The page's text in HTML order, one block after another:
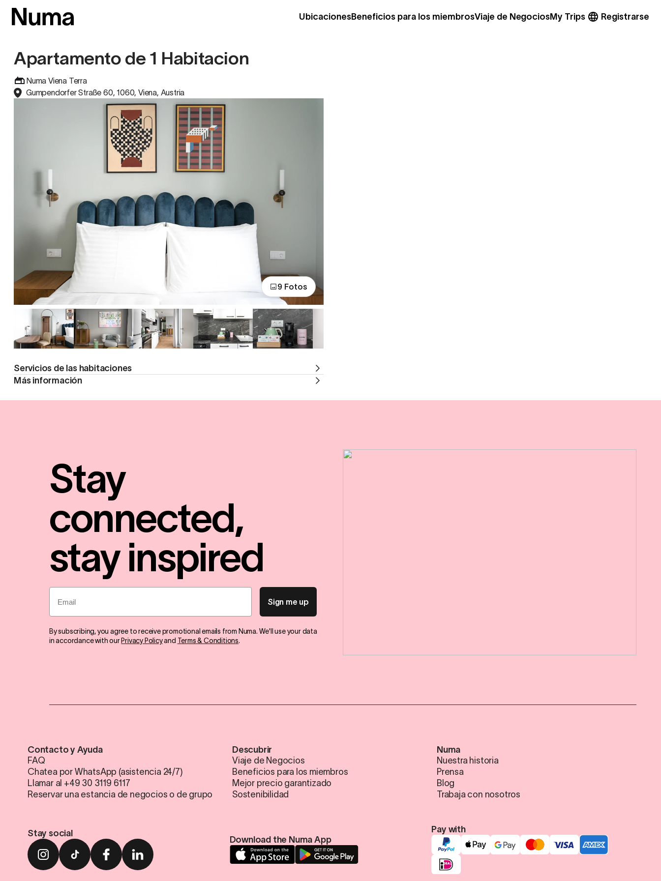
UbicacionesBeneficios para los miembrosViaje de NegociosMy Trips Registrarse
Apartamento de 1 Habitacion
Numa Viena Terra
Gumpendorfer Straße 60, 1060, Viena, Austria
9 Fotos
Servicios de las habitaciones
Más información
Stay
connected,
stay inspired
Email
Sign me up
By subscribing, you agree to receive promotional emails from Numa. We'll use your data
in accordance with our Privacy Policyand Terms & Conditions.
Contacto y Ayuda
FAQ
Chatea por WhatsApp (asistencia 24/7)
Llamar al +49 30 3119 6117
Reservar una estancia de negocios o de grupo
Descubrir
Viaje de Negocios
Beneficios para los miembros
Mejor precio garantizado
Sostenibilidad
Numa
Nuestra historia
Prensa
Blog
Trabaja con nosotros
Stay social
Download the Numa App
Pay with